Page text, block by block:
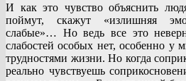
И как это чувство объяснить
поймут, скажут «излишняя
слабые»… Но ведь все это
слабостей особых нет, особенно у
трудностями жизни. Но когда
реально чувствуешь